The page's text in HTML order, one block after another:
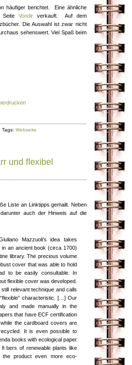
häufiger berichtet. Eine ähnliche
Seite Vondirverkauft. Auf dem
Die Auswahl ist zwar nicht
sehenswert. Viel Spaß beim
Tags: Webseite
und flexibel
Liste an Linktipps gemailt. Neben
auch der Hinweis auf die
Mazzuoli’s idea takes
an ancient book (circa 1700)
library. The precious volume
cover that was able to hold
to be easily consultable. In
flexible cover was developed.
relevant technique and calls
characteristic. […] Our
and made manually in the
that have ECF certification
the cardboard covers are
It is even possible to
books with ecological paper
bers of renewable plants like
product even more eco-